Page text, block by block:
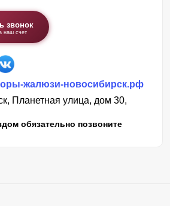
звонок
наш счет
жалюзи-новосибирск.рф
Планетная улица, дом 30,
обязательно позвоните